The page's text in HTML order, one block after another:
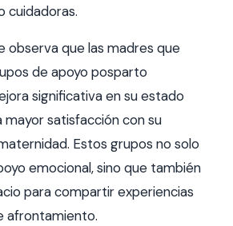
cuidadoras.
observa que las madres que
de apoyo posparto
significativa en su estado
mayor satisfacción con su
Estos grupos no solo
emocional, sino que también
para compartir experiencias
afrontamiento.